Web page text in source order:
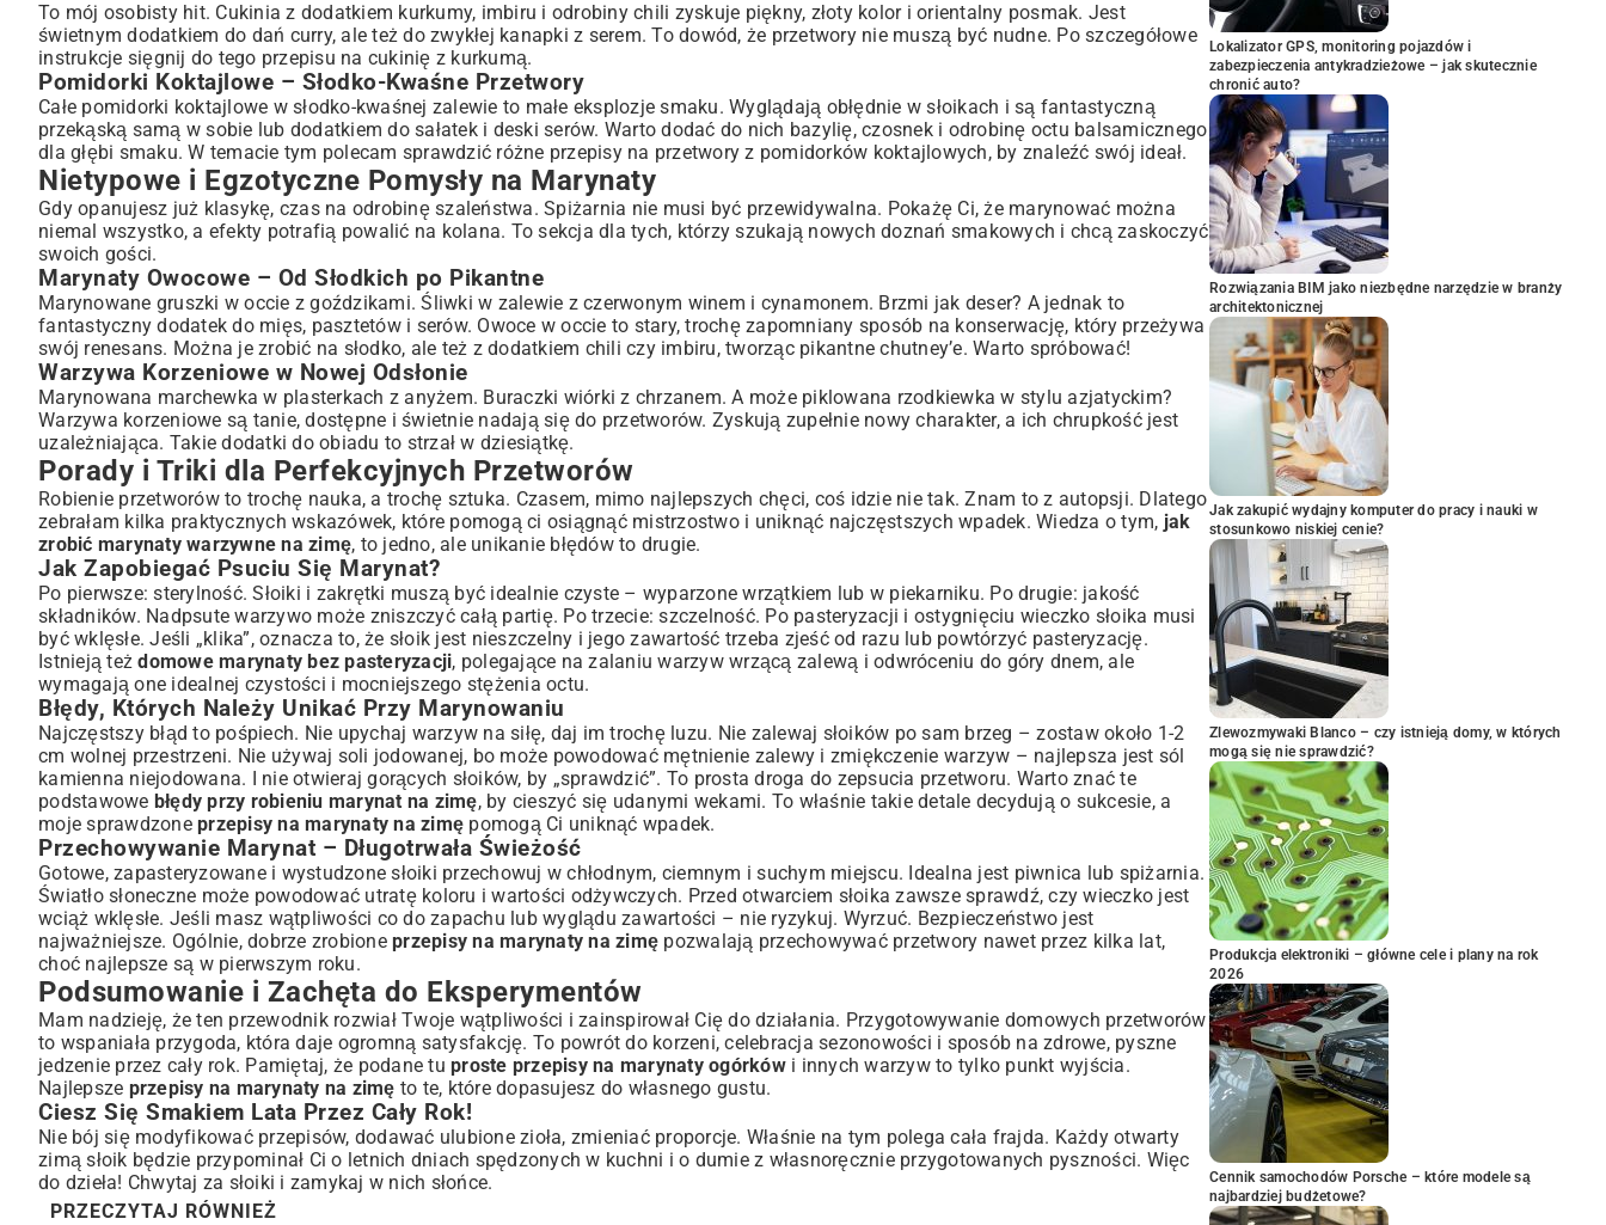
To mój osobisty hit. Cukinia z dodatkiem kurkumy, imbiru i odrobiny chili zyskuje piękny, złoty kolor i orientalny posmak. Jest
świetnym dodatkiem do dań curry, ale też do zwykłej kanapki z serem. To dowód, że przetwory nie muszą być nudne. Po szczegółowe
instrukcje sięgnij do tego przepisu na cukinię z kurkumą.
Pomidorki Koktajlowe – Słodko-Kwaśne Przetwory
Całe pomidorki koktajlowe w słodko-kwaśnej zalewie to małe eksplozje smaku. Wyglądają obłędnie w słoikach i są fantastyczną
przekąską samą w sobie lub dodatkiem do sałatek i deski serów. Warto dodać do nich bazylię, czosnek i odrobinę octu balsamicznego
dla głębi smaku. W temacie tym polecam sprawdzić różne przepisy na przetwory z pomidorków koktajlowych, by znaleźć swój ideał.
Nietypowe i Egzotyczne Pomysły na Marynaty
Gdy opanujesz już klasykę, czas na odrobinę szaleństwa. Spiżarnia nie musi być przewidywalna. Pokażę Ci, że marynować można
niemal wszystko, a efekty potrafią powalić na kolana. To sekcja dla tych, którzy szukają nowych doznań smakowych i chcą zaskoczyć
swoich gości.
Marynaty Owocowe – Od Słodkich po Pikantne
Marynowane gruszki w occie z goździkami. Śliwki w zalewie z czerwonym winem i cynamonem. Brzmi jak deser? A jednak to
fantastyczny dodatek do mięs, pasztetów i serów. Owoce w occie to stary, trochę zapomniany sposób na konserwację, który przeżywa
swój renesans. Można je zrobić na słodko, ale też z dodatkiem chili czy imbiru, tworząc pikantne chutney’e. Warto spróbować!
Warzywa Korzeniowe w Nowej Odsłonie
Marynowana marchewka w plasterkach z anyżem. Buraczki wiórki z chrzanem. A może piklowana rzodkiewka w stylu azjatyckim?
Warzywa korzeniowe są tanie, dostępne i świetnie nadają się do przetworów. Zyskują zupełnie nowy charakter, a ich chrupkość jest
uzależniająca. Takie dodatki do obiadu to strzał w dziesiątkę.
Porady i Triki dla Perfekcyjnych Przetworów
Robienie przetworów to trochę nauka, a trochę sztuka. Czasem, mimo najlepszych chęci, coś idzie nie tak. Znam to z autopsji. Dlatego
zebrałam kilka praktycznych wskazówek, które pomogą ci osiągnąć mistrzostwo i uniknąć najczęstszych wpadek. Wiedza o tym, jak
zrobić marynaty warzywne na zimę, to jedno, ale unikanie błędów to drugie.
Jak Zapobiegać Psuciu Się Marynat?
Po pierwsze: sterylność. Słoiki i zakrętki muszą być idealnie czyste – wyparzone wrzątkiem lub w piekarniku. Po drugie: jakość
składników. Nadpsute warzywo może zniszczyć całą partię. Po trzecie: szczelność. Po pasteryzacji i ostygnięciu wieczko słoika musi
być wklęsłe. Jeśli „klika”, oznacza to, że słoik jest nieszczelny i jego zawartość trzeba zjeść od razu lub powtórzyć pasteryzację.
Istnieją teżdomowe marynaty bez pasteryzacji, polegające na zalaniu warzyw wrzącą zalewą i odwróceniu do góry dnem, ale
wymagają one idealnej czystości i mocniejszego stężenia octu.
Błędy, Których Należy Unikać Przy Marynowaniu
Najczęstszy błąd to pośpiech. Nie upychaj warzyw na siłę, daj im trochę luzu. Nie zalewaj słoików po sam brzeg – zostaw około 1-2
cm wolnej przestrzeni. Nie używaj soli jodowanej, bo może powodować mętnienie zalewy i zmiękczenie warzyw – najlepsza jest sól
kamienna niejodowana. I nie otwieraj gorących słoików, by „sprawdzić”. To prosta droga do zepsucia przetworu. Warto znać te
podstawowe błędy przy robieniu marynat na zimę, by cieszyć się udanymi wekami. To właśnie takie detale decydują o sukcesie, a
moje sprawdzone przepisy na marynaty na zimę pomogą Ci uniknąć wpadek.
Przechowywanie Marynat – Długotrwała Świeżość
Gotowe, zapasteryzowane i wystudzone słoiki przechowuj w chłodnym, ciemnym i suchym miejscu. Idealna jest piwnica lub spiżarnia.
Światło słoneczne może powodować utratę koloru i wartości odżywczych. Przed otwarciem słoika zawsze sprawdź, czy wieczko jest
wciąż wklęsłe. Jeśli masz wątpliwości co do zapachu lub wyglądu zawartości – nie ryzykuj. Wyrzuć. Bezpieczeństwo jest
najważniejsze. Ogólnie, dobrze zrobione przepisy na marynaty na zimę pozwalają przechowywać przetwory nawet przez kilka lat,
choć najlepsze są w pierwszym roku.
Podsumowanie i Zachęta do Eksperymentów
Mam nadzieję, że ten przewodnik rozwiał Twoje wątpliwości i zainspirował Cię do działania. Przygotowywanie domowych przetworów
to wspaniała przygoda, która daje ogromną satysfakcję. To powrót do korzeni, celebracja sezonowości i sposób na zdrowe, pyszne
jedzenie przez cały rok. Pamiętaj, że podane tu proste przepisy na marynaty ogórkówi innych warzyw to tylko punkt wyjścia.
Najlepsze przepisy na marynaty na zimę to te, które dopasujesz do własnego gustu.
Ciesz Się Smakiem Lata Przez Cały Rok!
Nie bój się modyfikować przepisów, dodawać ulubione zioła, zmieniać proporcje. Właśnie na tym polega cała frajda. Każdy otwarty
zimą słoik będzie przypominał Ci o letnich dniach spędzonych w kuchni i o dumie z własnoręcznie przygotowanych pyszności. Więc
do dzieła! Chwytaj za słoiki i zamykaj w nich słońce.
PRZECZYTAJ RÓWNIEŻ
Lokalizator GPS, monitoring pojazdów i
zabezpieczenia antykradzieżowe – jak skutecznie
chronić auto?
Rozwiązania BIM jako niezbędne narzędzie w branży
architektonicznej
Jak zakupić wydajny komputer do pracy i nauki w
stosunkowo niskiej cenie?
Zlewozmywaki Blanco – czy istnieją domy, w których
mogą się nie sprawdzić?
Produkcja elektroniki – główne cele i plany na rok
2026
Cennik samochodów Porsche – które modele są
najbardziej budżetowe?